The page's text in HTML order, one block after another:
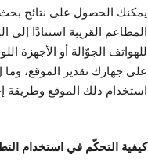
يمكنك الحصول على نتائج
للهواتف الجوّالة أو الأجهزة
على جهازك تقدير الموقع،
استخدام ذلك الموقع وطريقة
كيفية التحكّم في استخدام